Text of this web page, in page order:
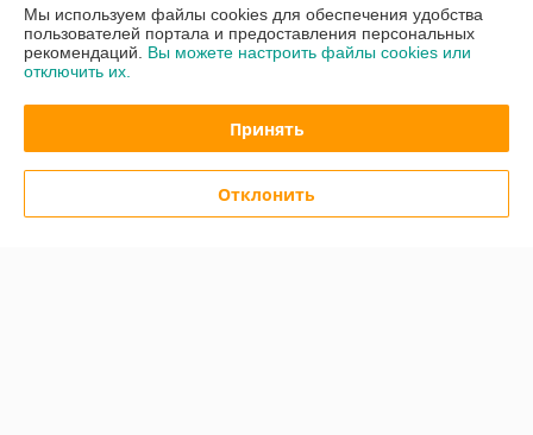
Доставка и оплата
График работы
Мы используем файлы cookies для обеспечения удобства
пользователей портала и предоставления персональных
рекомендаций. Вы можете настроить файлы cookies или
отключить их.
Принять
Отклонить